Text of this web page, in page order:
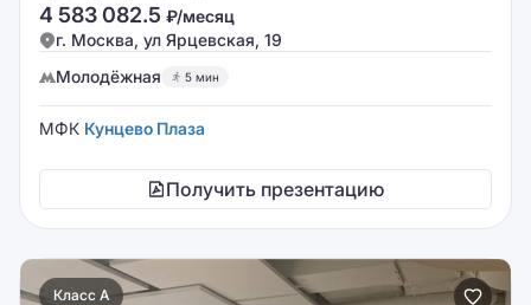
4 583 082.5 ₽/месяц
г. Москва, ул Ярцевская, 19
Молодёжная
5 мин
МФК Кунцево Плаза
Получить презентацию
Класс A